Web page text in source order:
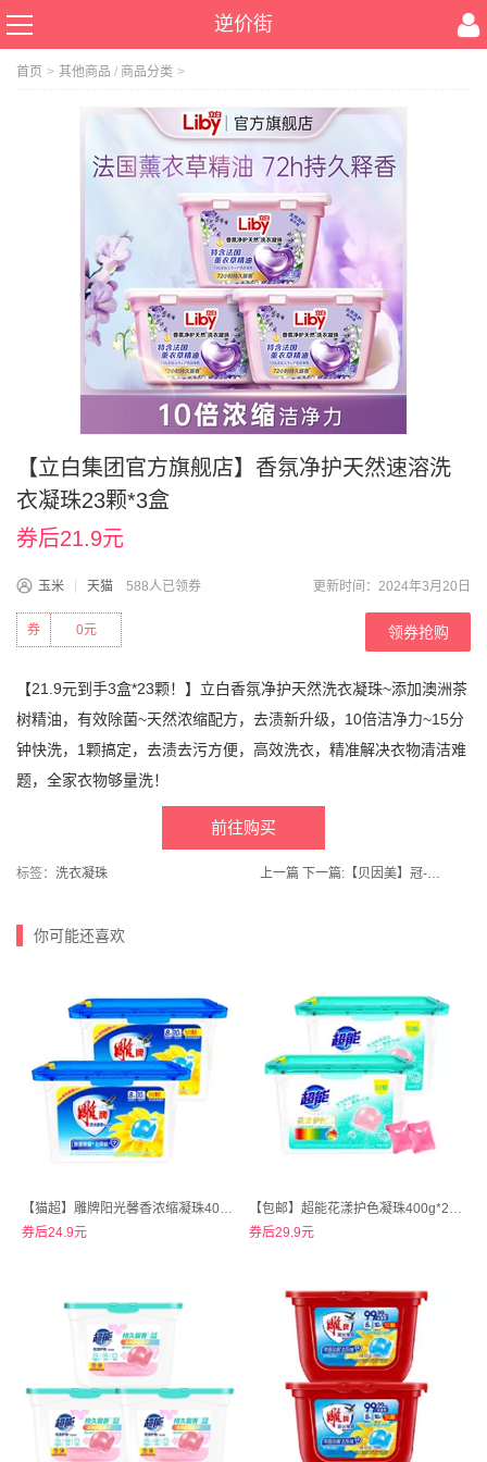
逆价街
首页 > 其他商品 / 商品分类 >
【立白集团官方旗舰店】香氛净护天然速溶洗
衣凝珠23颗*3盒
券后21.9元
玉米 天猫 588人已领券 更新时间：2024年3月20日
0元
券 领券抢购
【21.9元到手3盒*23颗！】立白香氛净护天然洗衣凝珠~添加澳洲茶
树精油，有效除菌~天然浓缩配方，去渍新升级，10倍洁净力~15分
钟快洗，1颗搞定，去渍去污方便，高效洗衣，精准解决衣物清洁难
题，全家衣物够量洗！
前往购买
标签： 洗衣凝珠 上一篇 下一篇: 【贝因美】冠-军宝贝持久留香洗衣凝珠100颗
你可能还喜欢
【猫超】雕牌阳光馨香浓缩凝珠400g*2盒
券后24.9元
【包邮】超能花漾护色凝珠400g*2盒/100颗
券后29.9元